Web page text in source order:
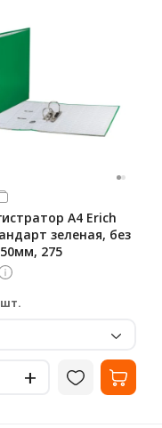
А4 Erich
зеленая, без
275
шт.
+